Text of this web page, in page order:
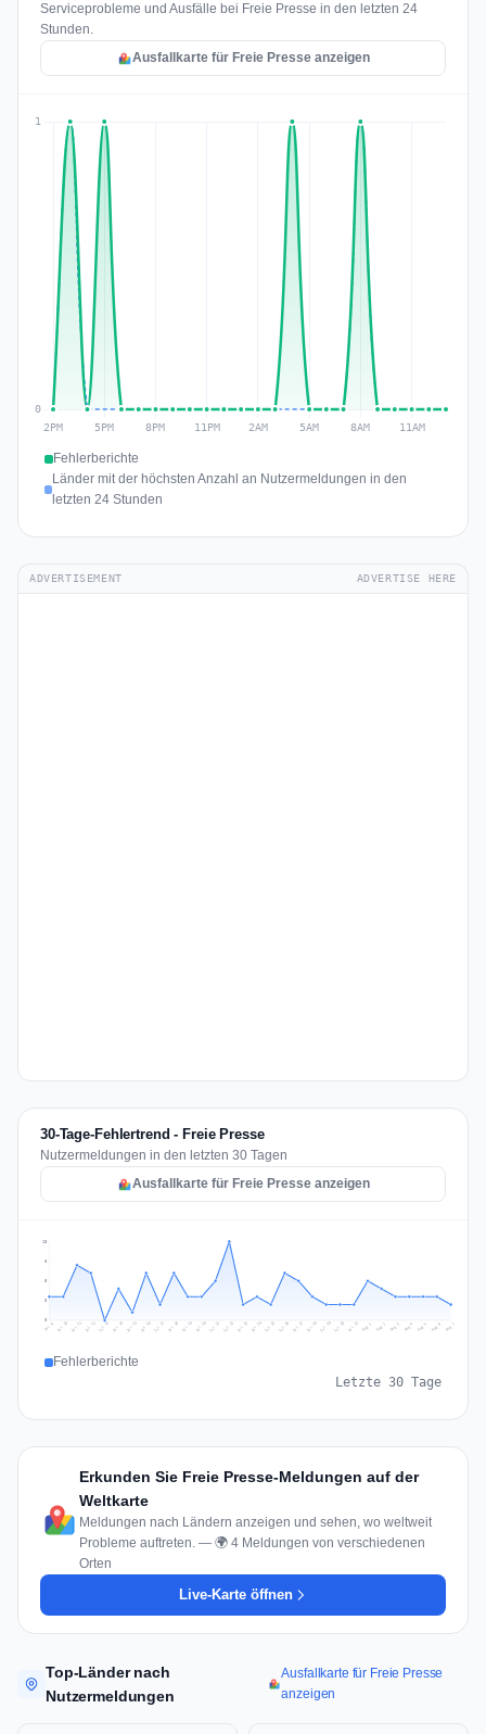
Serviceprobleme und Ausfälle bei Freie Presse in den letzten 24
Stunden.
Ausfallkarte für Freie Presse anzeigen
Fehlerberichte
Länder mit der höchsten Anzahl an Nutzermeldungen in den
letzten 24 Stunden
ADVERTISEMENT ADVERTISE HERE
30-Tage-Fehlertrend - Freie Presse
Nutzermeldungen in den letzten 30 Tagen
Ausfallkarte für Freie Presse anzeigen
3
5
8
10
Jul 9 Jul 10 Jul 11 Jul 12 Jul 13 Jul 14 Jul 15 Jul 16 Jul 17 Jul 18 Jul 19 Jul 20 Jul 21 Jul 22 Jul 23 Jul 24 Jul 25 Jul 26 Jul 27 Jul 28 Jul 29 Jul 30 Jul 31 Aug 1 Aug 2 Aug 3 Aug 4 Aug 5 Aug 6 Aug 7
Fehlerberichte
Letzte 30 Tage
Erkunden Sie Freie Presse-Meldungen auf der
Weltkarte
Meldungen nach Ländern anzeigen und sehen, wo weltweit
Probleme auftreten. — 🌍 4 Meldungen von verschiedenen
Orten
Live-Karte öffnen
Top-Länder nach
Nutzermeldungen
Ausfallkarte für Freie Presse
anzeigen